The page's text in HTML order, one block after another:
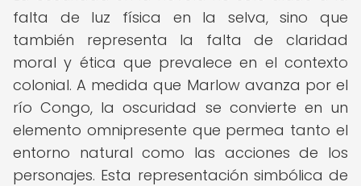
falta de luz física en la selva, sino que
también representa la falta de claridad
moral y ética que prevalece en el contexto
colonial. A medida que Marlow avanza por el
río Congo, la oscuridad se convierte en un
elemento omnipresente que permea tanto el
entorno natural como las acciones de los
personajes. Esta representación simbólica de